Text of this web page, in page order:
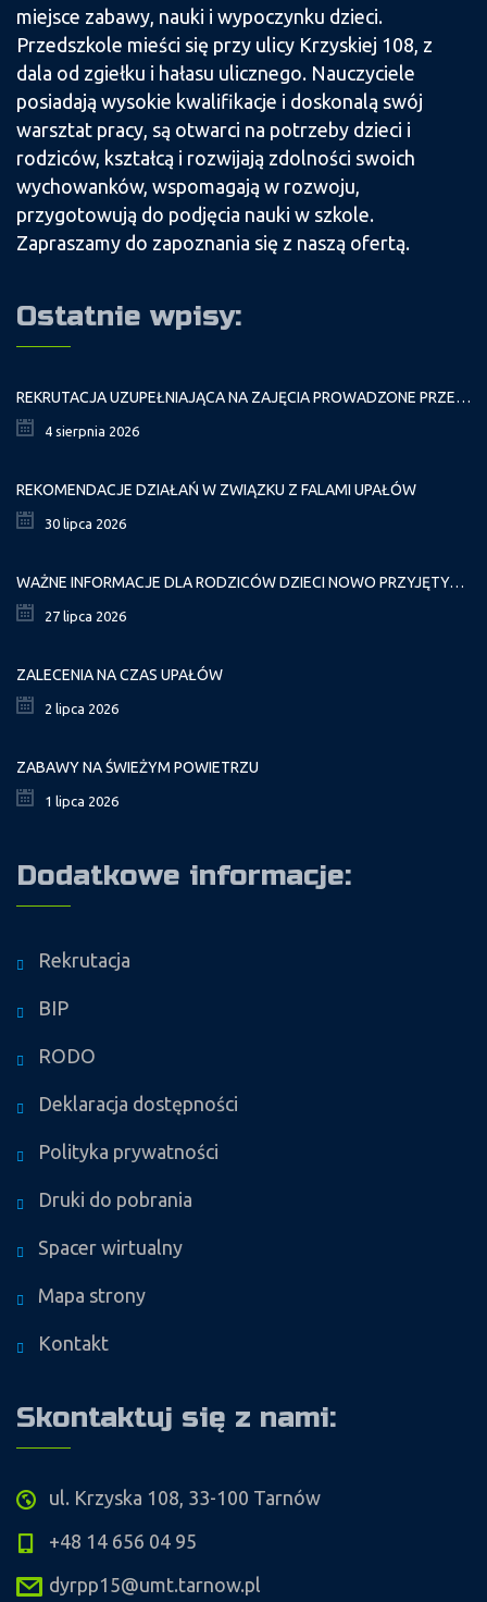
miejsce zabawy, nauki i wypoczynku dzieci.
Przedszkole mieści się przy ulicy Krzyskiej 108, z
dala od zgiełku i hałasu ulicznego. Nauczyciele
posiadają wysokie kwalifikacje i doskonalą swój
warsztat pracy, są otwarci na potrzeby dzieci i
rodziców, kształcą i rozwijają zdolności swoich
wychowanków, wspomagają w rozwoju,
przygotowują do podjęcia nauki w szkole.
Zapraszamy do zapoznania się z naszą ofertą.
Ostatnie wpisy:
REKRUTACJA UZUPEŁNIAJĄCA NA ZAJĘCIA PROWADZONE PRZEZ PAŁAC MŁODZIEŻY W ROKU SZKOLNYM 2026/2027
4 sierpnia 2026
REKOMENDACJE DZIAŁAŃ W ZWIĄZKU Z FALAMI UPAŁÓW
30 lipca 2026
WAŻNE INFORMACJE DLA RODZICÓW DZIECI NOWO PRZYJĘTYCH GR. I
27 lipca 2026
ZALECENIA NA CZAS UPAŁÓW
2 lipca 2026
ZABAWY NA ŚWIEŻYM POWIETRZU
1 lipca 2026
Dodatkowe informacje:
Rekrutacja
BIP
RODO
Deklaracja dostępności
Polityka prywatności
Druki do pobrania
Spacer wirtualny
Mapa strony
Kontakt
Skontaktuj się z nami:
ul. Krzyska 108, 33-100 Tarnów
+48 14 656 04 95
dyrpp15@umt.tarnow.pl